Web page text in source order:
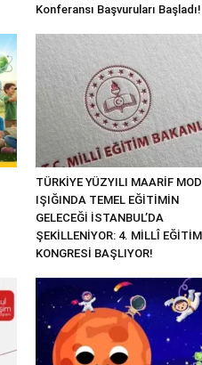
Konferansı Başvuruları Başladı!
TÜRKİYE YÜZYILI MAARİF
IŞIĞINDA TEMEL EĞİTİMİN
GELECEĞİ İSTANBUL’DA
ŞEKİLLENİYOR: 4. MİLLÎ EĞİTİM
KONGRESİ BAŞLIYOR!